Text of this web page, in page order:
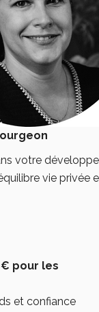
votre
vie privée
€ pour les
et confiance